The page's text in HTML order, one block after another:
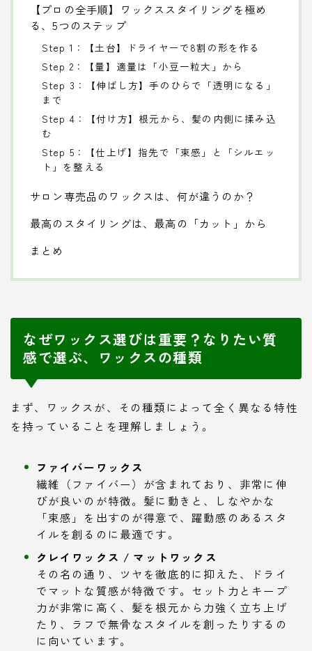
【プロの全手順】ワックススタイリングを極め
る、5つのステップ
Step 1：【土台】ドライヤーで8割の形を作る
Step 2：【量】適量は「小豆一粒大」から
Step 3：【伸ばし方】手のひらで「透明になる」
まで
Step 4：【付け方】根元から、髪の内側に揉み込
む
Step 5：【仕上げ】指先で「束感」と「シルエッ
ト」を整える
サロン専売品のワックスは、何が違うのか？
最高のスタイリングは、最高の「カット」から
まとめ
なぜワックス選びは重要？なりたい質
感で選ぶ、ワックスの種類
まず、ワックスが、その種類によって全く異なる特性
を持っていることを理解しましょう。
ファイバーワックス
繊維（ファイバー）が含まれており、非常に伸
びが良いのが特徴。髪に動きと、しなやかな
「束感」を出すのが得意で、躍動感のあるスタ
イルを創るのに最適です。
クレイワックス / マットワックス
その名の通り、ツヤを徹底的に抑えた、ドライ
でマットな質感が特徴です。セット力とキープ
力が非常に高く、髪を根元から力強く立ち上げ
たり、ラフで無骨なスタイルを創ったりするの
に向いています。